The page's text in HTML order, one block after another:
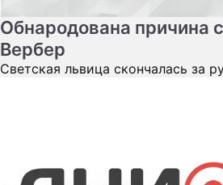
Обнародована причина
Вербер
Светская львица скончалась за